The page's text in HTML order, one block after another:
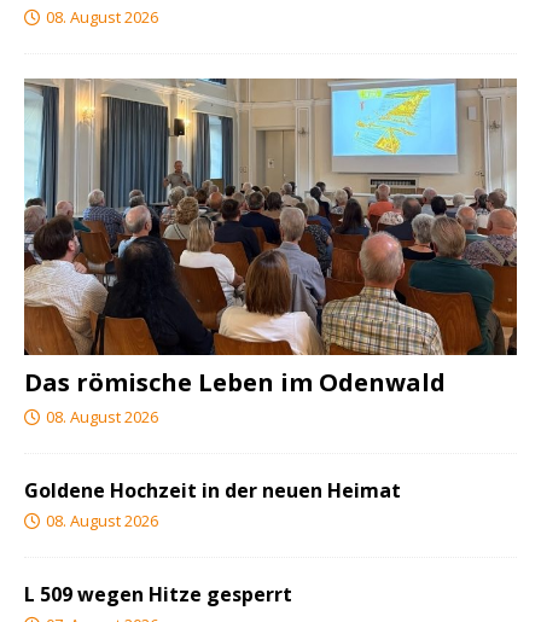
08. August 2026
Das römische Leben im Odenwald
08. August 2026
Goldene Hochzeit in der neuen Heimat
08. August 2026
L 509 wegen Hitze gesperrt